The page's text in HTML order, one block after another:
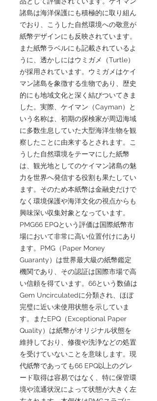
諸島は海洋保護にも積極的に取り組ん
でおり、こうした自然環境への敬意が
紙幣デザインにも反映されています。
また紙幣ラベルにも記載されているよ
うに、透かしにはウミガメ（Turtle）
が採用されています。ウミガメはケイ
マン諸島を象徴する生物であり、歴史
的にも地域文化と深く結びついてきま
した。実際、ケイマン（Cayman）と
いう名称は、初期の探検家が周辺海域
に多数生息していた大型海洋生物を観
察したことに由来するとされます。こ
うした自然環境をテーマにした紙幣
は、観光地としてのケイマン諸島の魅
力を世界へ発信する役割も果たしてい
ます。そのため本紙幣は金融史だけで
なく環境保護や海洋文化の視点からも
興味深い収集対象となっています。
PMG66 EPQという評価は国際紙幣市
場において非常に高い位置付けにあり
ます。PMG（Paper Money
Guaranty）は世界最大級の紙幣鑑定
機関であり、その認証は国際市場で高
い信頼を得ています。66という数値は
Gem Uncirculatedに分類され、ほぼ
完璧に近い未使用状態を示していま
す。またEPQ（Exceptional Paper
Quality）は紙幣がオリジナル状態を
維持しており、修復や洗浄などの処置
を受けていないことを意味します。現
代紙幣であっても66 EPQ以上のグレ
ード取得は容易ではなく、特に保管環
境や流通状況によって状態が大きく左